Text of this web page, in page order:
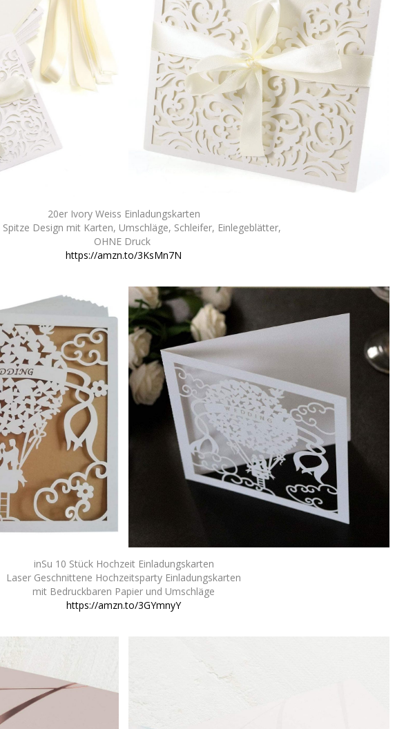
20er Ivory Weiss Einladungskarten
Spitze Design mit Karten, Umschläge, Schleifer, Einlegeblätter,
OHNE Druck
https://amzn.to/3KsMn7N
inSu 10 Stück Hochzeit Einladungskarten
Laser Geschnittene Hochzeitsparty Einladungskarten
mit Bedruckbaren Papier und Umschläge
https://amzn.to/3GYmnyY